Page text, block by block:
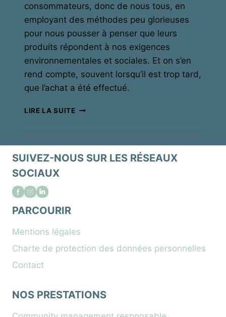
consommateurs, donc de nous tous, en
employant des méthodes peu glorieuses
pour nous pousser à penser que leurs
produits répondent à nos exigences
environnementales et sociales. Et on s’en
rend compte, souvent lorsqu’il est trop tard,
que l’achat a été effectué.
LIRE LA SUITECOMPRENDRE
SUIVEZ-NOUS SUR LES RÉSEAUX
SOCIAUX
PARCOURIR
Mentions légales
Charte de protection des données personnelles
Contact
NOS PRESTATIONS